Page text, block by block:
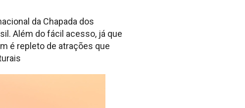
da Chapada dos
Além do fácil acesso, já que
é repleto de atrações que